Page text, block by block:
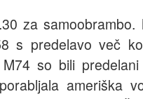
za samoobrambo.
s predelavo več
so bili
ameriška